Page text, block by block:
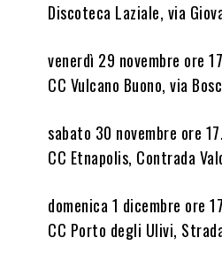
Discoteca Laziale, via
venerdì 29 novembre ore
CC Vulcano Buono, via
sabato 30 novembre ore
CC Etnapolis, Contrada
domenica 1 dicembre ore
CC Porto degli Ulivi,